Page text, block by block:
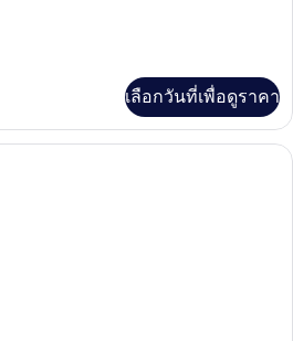
เลือกวันที่เพื่อดูราคา